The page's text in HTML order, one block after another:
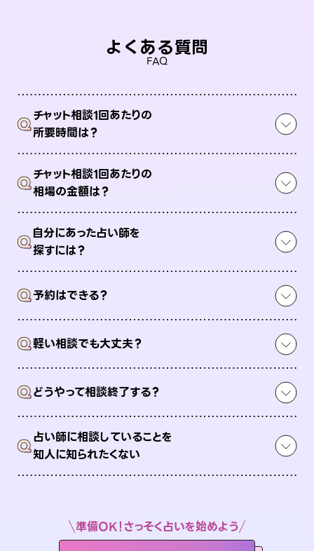
よくある質問
FAQ
Qチャット相談1回あたりの
所要時間は？
Qチャット相談1回あたりの
相場の金額は？
Q自分にあった占い師を
探すには？
Q予約はできる？
Q軽い相談でも大丈夫？
Qどうやって相談終了する？
Q占い師に相談していることを
知人に知られたくない
準備OK！さっそく占いを始めよう